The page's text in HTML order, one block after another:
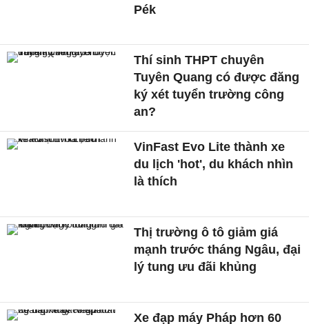
Pék
Thí sinh THPT chuyên
Tuyên Quang có được đăng
ký xét tuyển trường công
an?
VinFast Evo Lite thành xe
du lịch 'hot', du khách nhìn
là thích
Thị trường ô tô giảm giá
mạnh trước tháng Ngâu, đại
lý tung ưu đãi khủng
Xe đạp máy Pháp hơn 60